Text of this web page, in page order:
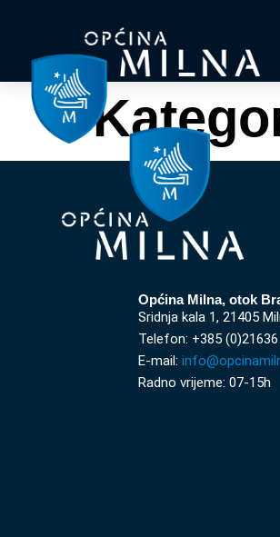
Općina Milna, otok
Sridnja kala 1, 21405
Telefon: +385
E-mail:
Radno vrijeme: 07-15h